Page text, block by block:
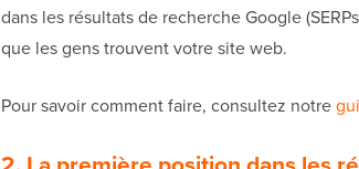
dans les résultats de recherche Google
que les gens trouvent votre site web.
Pour savoir comment faire, consultez notre